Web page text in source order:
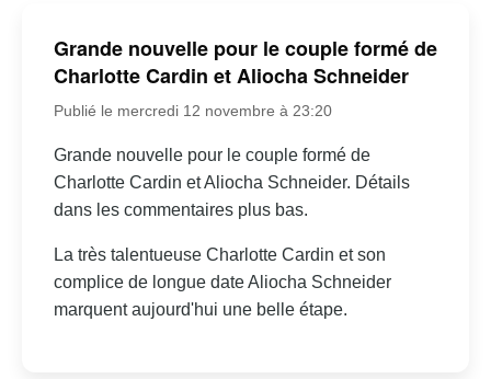
Grande nouvelle pour le couple formé de
Charlotte Cardin et Aliocha Schneider
Publié le mercredi 12 novembre à 23:20
Grande nouvelle pour le couple formé de
Charlotte Cardin et Aliocha Schneider. Détails
dans les commentaires plus bas.
La très talentueuse Charlotte Cardin et son
complice de longue date Aliocha Schneider
marquent aujourd'hui une belle étape.